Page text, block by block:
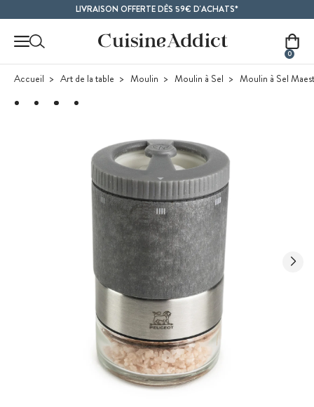
LIVRAISON OFFERTE DÈS 59€ D'ACHATS*
0
Accueil Art de la table Moulin Moulin à Sel Moulin à Sel